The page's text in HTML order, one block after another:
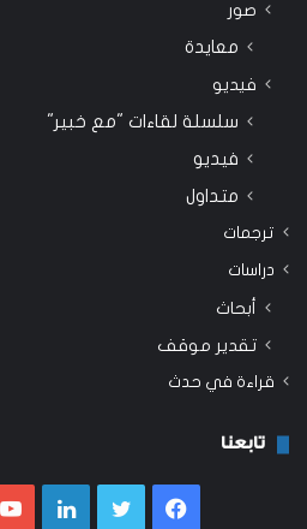
صور
معايدة
فيديو
سلسلة لقاءات "مع خبير"
فيديو
متداول
ترجمات
دراسات
أبحاث
تقدير موقف
قراءة في حدث
تابعنا
فيسبوكتويتر لينكدإن